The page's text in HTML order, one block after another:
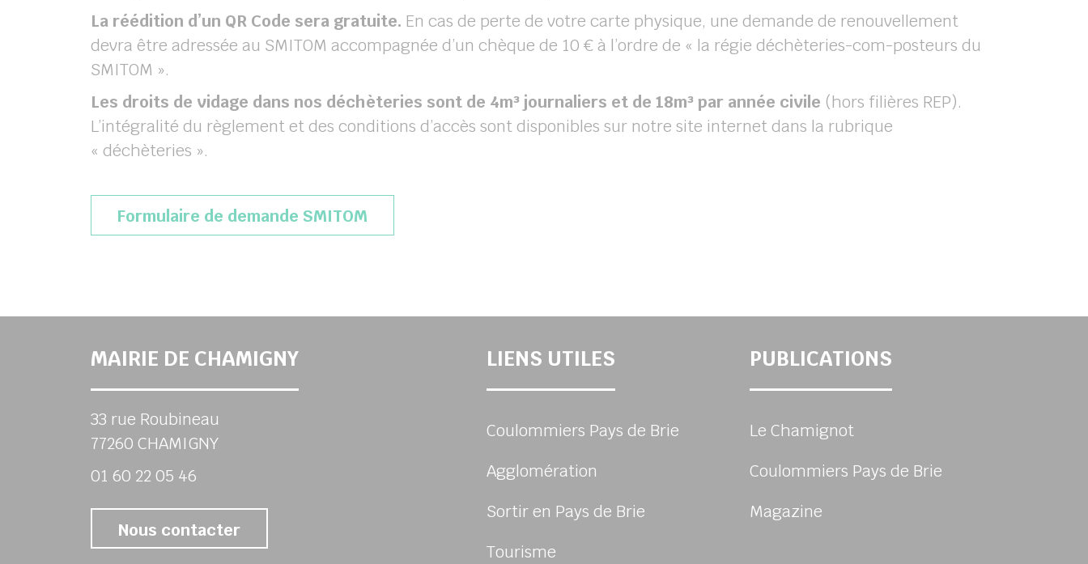
La réédition d’un QR Code sera gratuite. En cas de perte de votre carte physique, une demande de renouvellement
devra être adressée au SMITOM accompagnée d’un chèque de 10 € à l’ordre de « la régie déchèteries-com-posteurs du
SMITOM ».
Les droits de vidage dans nos déchèteries sont de 4m³ journaliers et de 18m³ par année civile (hors filières REP).
L’intégralité du règlement et des conditions d’accès sont disponibles sur notre site internet dans la rubrique
« déchèteries ».
Formulaire de demande SMITOM
MAIRIE DE CHAMIGNY
33 rue Roubineau
77260 CHAMIGNY
01 60 22 05 46
Nous contacter
LIENS UTILES
Coulommiers Pays de Brie
Agglomération
Sortir en Pays de Brie
Tourisme
PUBLICATIONS
Le Chamignot
Coulommiers Pays de Brie
Magazine